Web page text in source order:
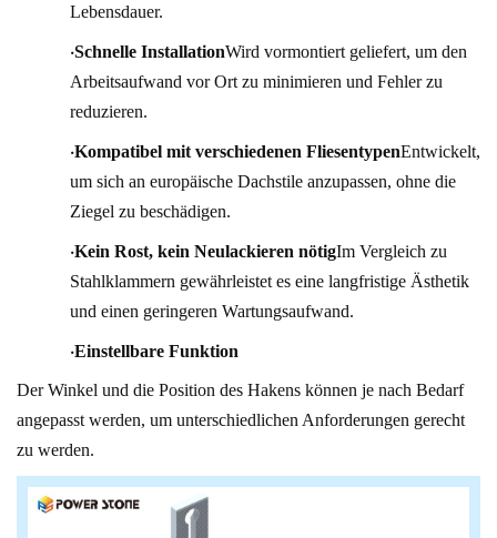
Lebensdauer.
·Schnelle InstallationWird vormontiert geliefert, um den
Arbeitsaufwand vor Ort zu minimieren und Fehler zu
reduzieren.
·Kompatibel mit verschiedenen FliesentypenEntwickelt,
um sich an europäische Dachstile anzupassen, ohne die
Ziegel zu beschädigen.
·Kein Rost, kein Neulackieren nötigIm Vergleich zu
Stahlklammern gewährleistet es eine langfristige Ästhetik
und einen geringeren Wartungsaufwand.
·Einstellbare Funktion
Der Winkel und die Position des Hakens können je nach Bedarf
angepasst werden, um unterschiedlichen Anforderungen gerecht
zu werden.